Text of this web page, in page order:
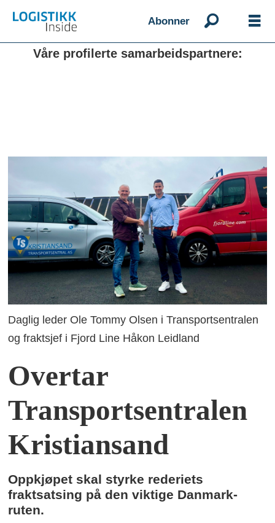
Abonner
Våre profilerte samarbeidspartnere:
Daglig leder Ole Tommy Olsen i Transportsentralen
og fraktsjef i Fjord Line Håkon Leidland
Overtar
Transportsentralen
Kristiansand
Oppkjøpet skal styrke rederiets
fraktsatsing på den viktige Danmark-
ruten.